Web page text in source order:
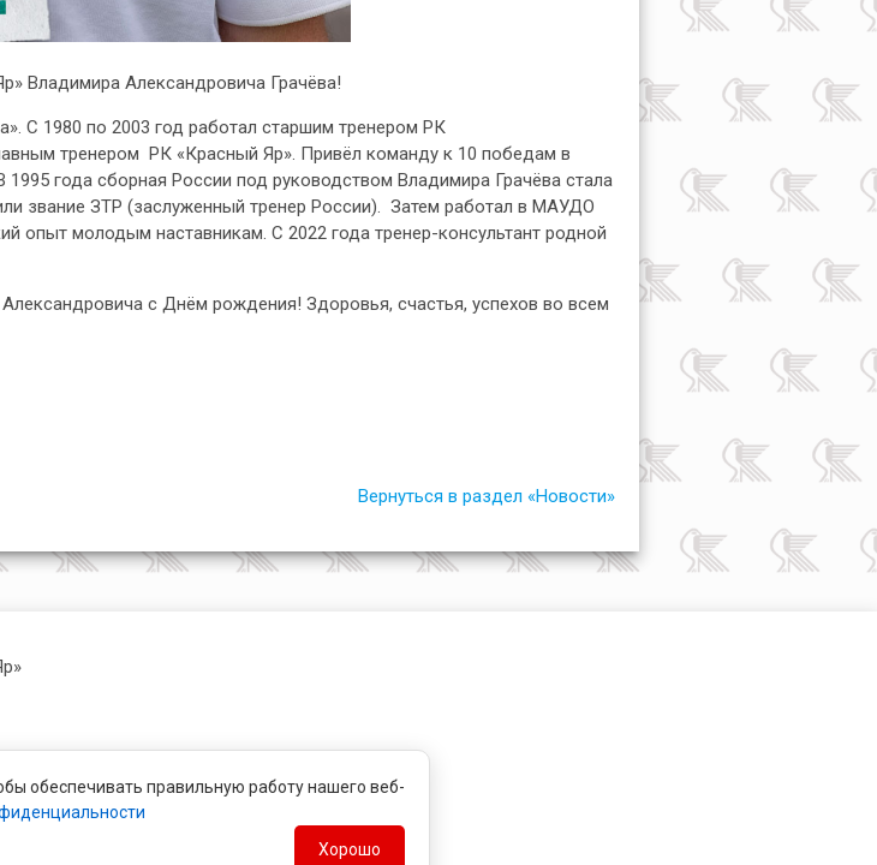
обеспечивать правильную работу нашего веб-
Хорошо
Владимира Александровича Грачёва!
С 1980 по 2003 год работал старшим тренером РК
тренером РК «Красный Яр». Привёл команду к 10 победам в
года сборная России под руководством Владимира Грачёва стала
звание ЗТР (заслуженный тренер России). Затем работал в МАУДО
опыт молодым наставникам. С 2022 года тренер-консультант родной
с Днём рождения! Здоровья, счастья, успехов во всем
Вернуться в раздел «Новости»